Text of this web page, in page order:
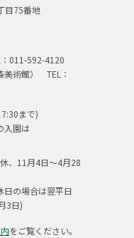
目75番地
011-592-4120
美術館） TEL：
まで)
入園は
、11月4日～4月28
の場合は翌平日
3日)
をご覧ください。